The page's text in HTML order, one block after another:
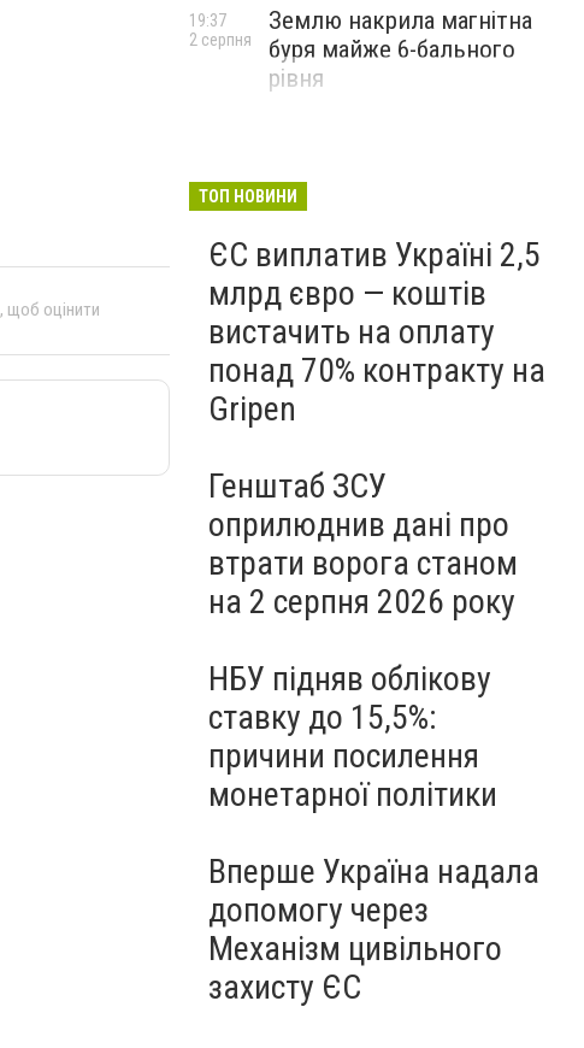
, щоб оцінити
Землю накрила магнітна
буря майже 6-бального
рівня
19:37
2 серпня
ТОП НОВИНИ
ЄС виплатив Україні 2,5
млрд євро — коштів
вистачить на оплату
понад 70% контракту на
Gripen
Генштаб ЗСУ
оприлюднив дані про
втрати ворога станом
на 2 серпня 2026 року
НБУ підняв облікову
ставку до 15,5%:
причини посилення
монетарної політики
Вперше Україна надала
допомогу через
Механізм цивільного
захисту ЄС